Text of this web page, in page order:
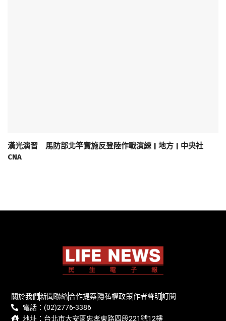
漢光演習 馬防部北竿實施反登陸作戰演練 | 地方 | 中央社
CNA
關於我們新聞聯絡合作提案隱私權政策作者聲明訂閱
電話：(02)2776-3386
地址：台北市大安區忠孝東路四段221號12樓